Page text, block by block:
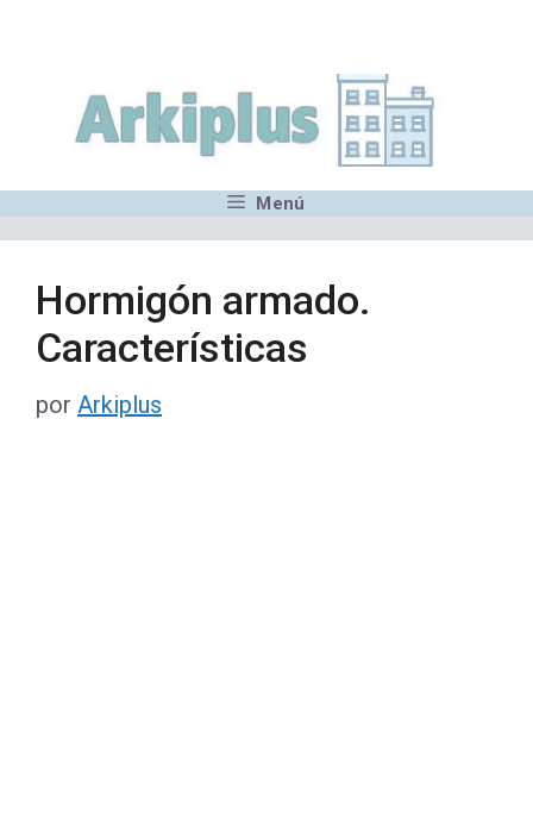
contenido
Menú
Hormigón armado.
Características
por Arkiplus